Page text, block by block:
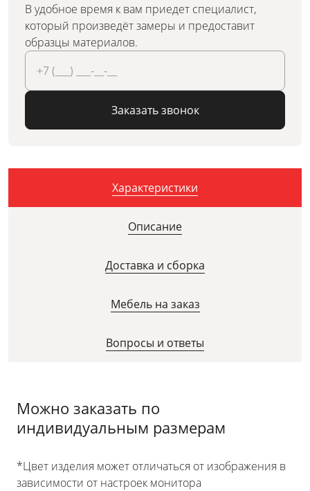
В удобное время к вам приедет специалист,
который произведёт замеры и предоставит
образцы материалов.
Заказать звонок
Характеристики
Описание
Доставка и сборка
Мебель на заказ
Вопросы и ответы
Можно заказать по
индивидуальным размерам
*Цвет изделия может отличаться от изображения в
зависимости от настроек монитора